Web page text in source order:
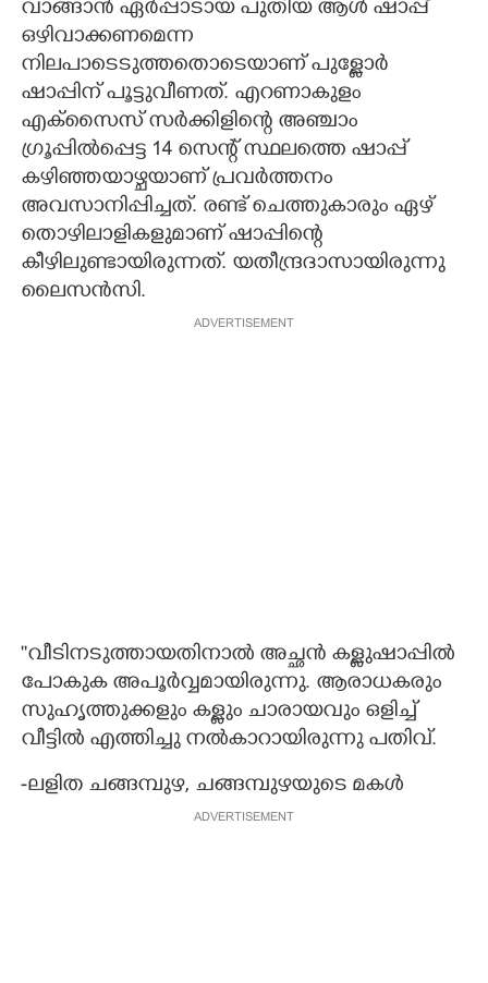
വാങ്ങാൻ ഏർപ്പാടായ പുതിയ ആൾ ഷാപ്പ്
ഒഴിവാക്കണമെന്ന
നിലപാടെടുത്തതൊടെയാണ് പുള്ളോർ
ഷാപ്പിന് പൂട്ടുവീണത്. എറണാകുളം
എക്സൈസ് സർക്കിളിന്റെ അഞ്ചാം
ഗ്രൂപ്പിൽപ്പെട്ട 14 സെന്റ് സ്ഥലത്തെ ഷാപ്പ്
കഴിഞ്ഞയാഴ്ചയാണ് പ്രവർത്തനം
അവസാനിപ്പിച്ചത്. രണ്ട് ചെത്തുകാരും ഏഴ്
തൊഴിലാളികളുമാണ് ഷാപ്പിന്റെ
കീഴിലുണ്ടായിരുന്നത്. യതീന്ദ്രദാസായിരുന്നു
ലൈസൻസി.
ADVERTISEMENT
''വീടിനടുത്തായതിനാൽ അച്ഛൻ കള്ളുഷാപ്പിൽ
പോകുക അപൂർവ്വമായിരുന്നു. ആരാധകരും
സുഹൃത്തുക്കളും കള്ളും ചാരായവും ഒളിച്ച്
വീട്ടിൽ എത്തിച്ചു നൽകാറായിരുന്നു പതിവ്.
-ലളിത ചങ്ങമ്പുഴ, ചങ്ങമ്പുഴയുടെ മകൾ
ADVERTISEMENT